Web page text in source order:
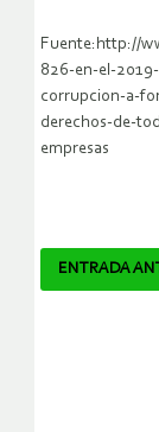
Fuente:http://
826-en-el-
corrupcion-a-
derechos-de-
empresas
ENTRADA